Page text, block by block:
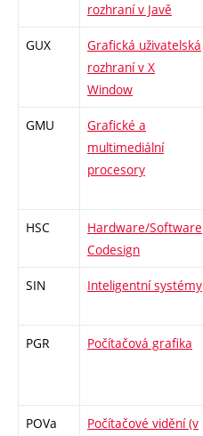
rozhraní v Javě
GUX
Grafická uživatelská
rozhraní v X
Window
GMU
Grafické a
multimediální
procesory
HSC
Hardware/Software
Codesign
SIN Inteligentní systémy
PGR Počítačová grafika
POVa
Počítačové vidění (v